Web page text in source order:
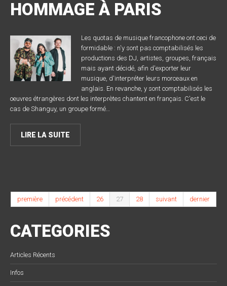
HOMMAGE À PARIS
Les quotas de musique francophone ont ceci de
formidable : n'y sont pas comptabilisés les
productions des DJ, artistes, groupes, français
mais ayant décidé, afin d'exporter leur
musique, d'interpréter leurs morceaux en
anglais. En revanche, y sont comptabilisés les
oeuvres étrangères dont les interprètes chantent en français. C'est le
cas de Shanguy, un groupe formé…
LIRE LA SUITE
première précédent 26 27 28 suivant dernier
CATEGORIES
Articles Récents
Infos